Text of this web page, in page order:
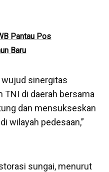
Pantau Pos
Baru
wujud sinergitas
TNI di daerah bersama
dan mensukseskan
wilayah pedesaan,”
sungai, menurut